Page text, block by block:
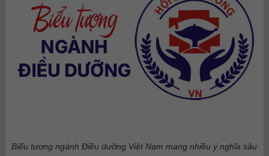
Biểu tượng ngành Điều dưỡng Việt Nam mang nhiều ý nghĩa sâu